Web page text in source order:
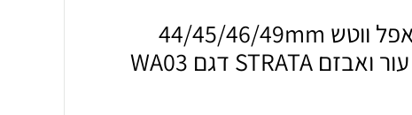
רצועה מגנטית לאפל ווטש 44/45/46/49mm
סיליקון עם גימור עור ואבזם STRATA דגם WA03